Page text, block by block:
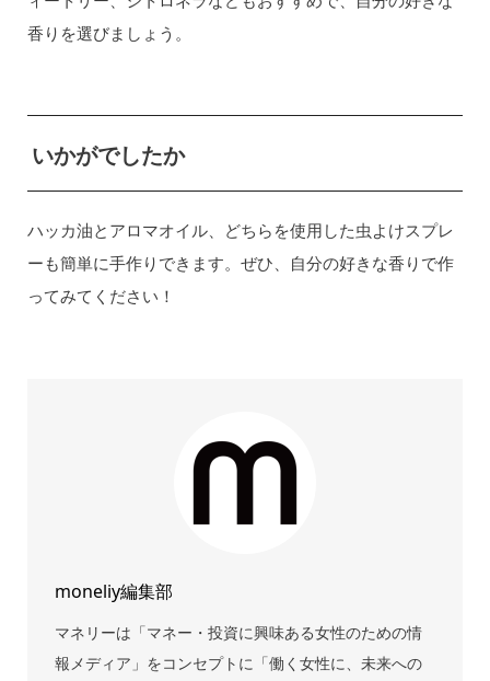
香りを選びましょう。
いかがでしたか
ハッカ油とアロマオイル、どちらを使用した虫よけスプレ
ーも簡単に手作りできます。ぜひ、自分の好きな香りで作
ってみてください！
moneliy編集部
マネリーは「マネー・投資に興味ある女性のための情
報メディア」をコンセプトに「働く女性に、未来への